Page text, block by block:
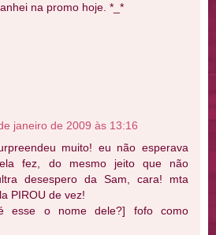
na promo hoje. *_*
janeiro de 2009 às 13:16
muito! eu não esperava
fez, do mesmo jeito que não
desespero da Sam, cara! mta
PIROU de vez!
esse o nome dele?] fofo como